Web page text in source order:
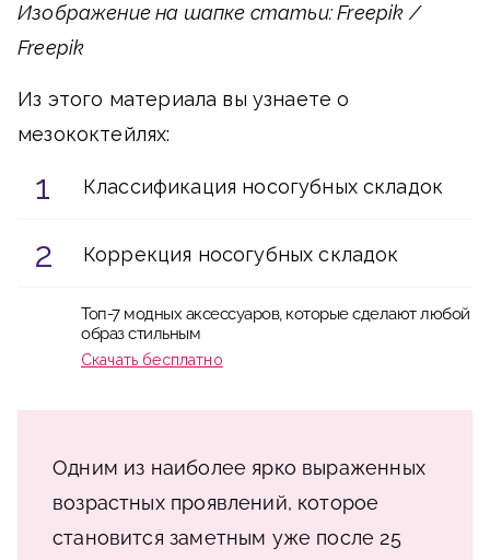
Изображение на шапке статьи: Freepik /
Freepik
Из этого материала вы узнаете о
мезококтейлях:
Классификация носогубных складок
Коррекция носогубных складок
Топ-7 модных аксессуаров, которые сделают любой
образ стильным
Скачать бесплатно
Одним из наиболее ярко выраженных
возрастных проявлений, которое
становится заметным уже после 25